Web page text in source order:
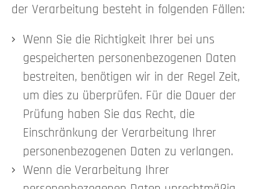
der Verarbeitung besteht in folgenden Fällen:
Wenn Sie die Richtigkeit Ihrer bei uns
gespeicherten personenbezogenen Daten
bestreiten, benötigen wir in der Regel Zeit,
um dies zu überprüfen. Für die Dauer der
Prüfung haben Sie das Recht, die
Einschränkung der Verarbeitung Ihrer
personenbezogenen Daten zu verlangen.
Wenn die Verarbeitung Ihrer